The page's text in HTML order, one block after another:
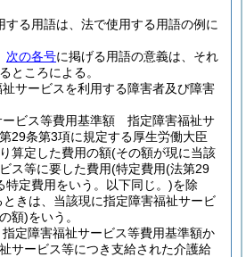
する用語は、法で使用する用語の例に
次の各号に掲げる用語の意義は、それ
ところによる。
サービスを利用する障害者及び障害
ービス等費用基準額 指定障害福祉サ
29条第3項に規定する厚生労働大臣
算定した費用の額(その額が現に当該
ス等に要した費用(特定費用(法第29
特定費用をいう。以下同じ。)を除
きは、当該現に指定障害福祉サービ
額)をいう。
定障害福祉サービス等費用基準額か
サービス等につき支給された介護給